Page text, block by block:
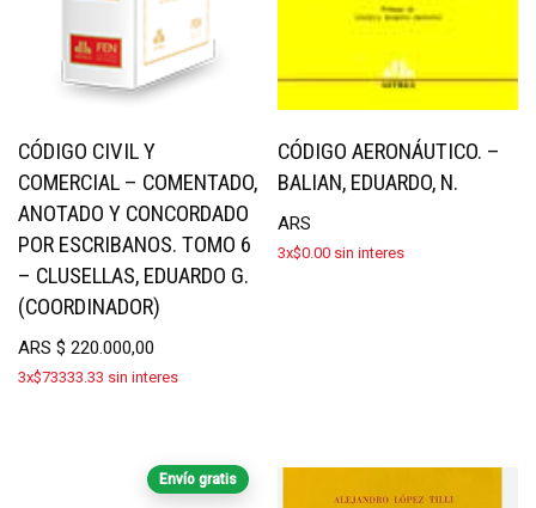
CÓDIGO CIVIL Y
COMERCIAL – COMENTADO,
ANOTADO Y CONCORDADO
POR ESCRIBANOS. TOMO 6
– CLUSELLAS, EDUARDO G.
(COORDINADOR)
ARS $ 220.000,00
3x$73333.33 sin interes
CÓDIGO AERONÁUTICO. –
BALIAN, EDUARDO, N.
ARS
3x$0.00 sin interes
Envío gratis